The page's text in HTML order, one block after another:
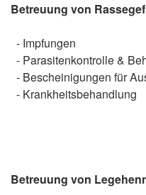
Betreuung von
- Impfungen
- Parasitenkontrolle &
- Bescheinigungen für
- Krankheitsbehandlung
Betreuung von